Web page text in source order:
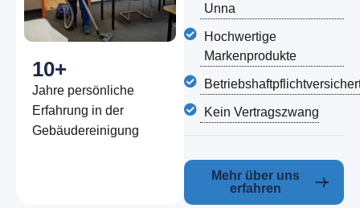
Jahre persönliche
Erfahrung in der
Gebäudereinigung
10+
Unna
Hochwertige
Markenprodukte
Kein Vertragszwang
Mehr über uns
erfahren